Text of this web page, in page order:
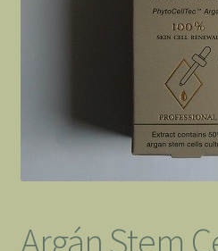
Argán Stem